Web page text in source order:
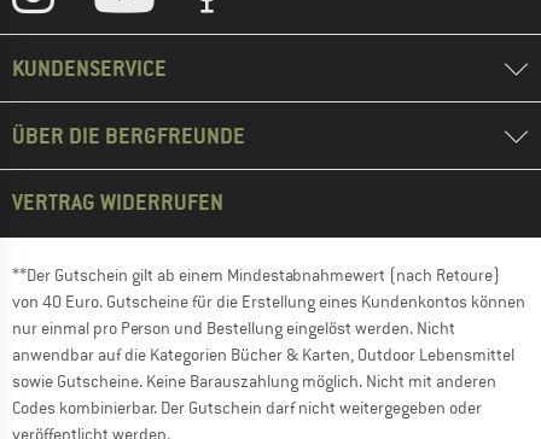
KUNDENSERVICE
ÜBER DIE BERGFREUNDE
VERTRAG WIDERRUFEN
**Der Gutschein gilt ab einem Mindestabnahmewert (nach Retoure)
von 40 Euro. Gutscheine für die Erstellung eines Kundenkontos können
nur einmal pro Person und Bestellung eingelöst werden. Nicht
anwendbar auf die Kategorien Bücher & Karten, Outdoor Lebensmittel
sowie Gutscheine. Keine Barauszahlung möglich. Nicht mit anderen
Codes kombinierbar. Der Gutschein darf nicht weitergegeben oder
veröffentlicht werden.